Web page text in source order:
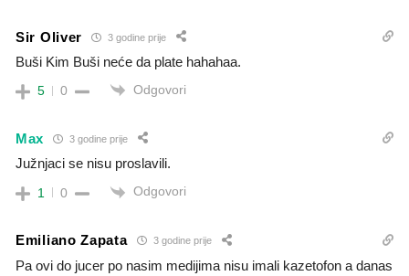
Sir Oliver 3 godine prije
Buši Kim Buši neće da plate hahahaa.
5 0 Odgovori
Max 3 godine prije
Južnjaci se nisu proslavili.
1 0 Odgovori
Emiliano Zapata 3 godine prije
Pa ovi do jucer po nasim medijima nisu imali kazetofon a danas